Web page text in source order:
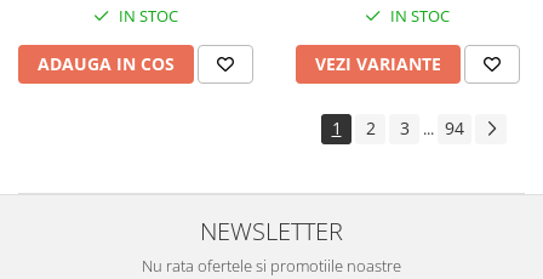
IN STOC
ADAUGA IN COS
IN STOC
VEZI VARIANTE
1 2 3 ... 94
NEWSLETTER
Nu rata ofertele si promotiile noastre